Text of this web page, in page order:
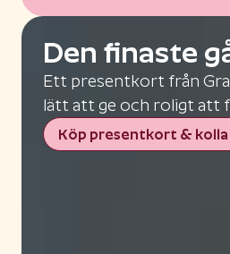
Den finaste
Ett presentkort från
lätt att ge och roligt att
Köp presentkort & kolla